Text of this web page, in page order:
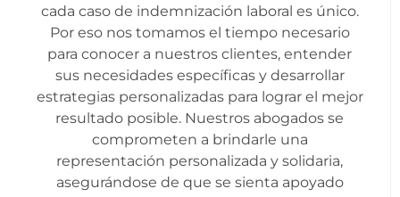
cada caso de indemnización laboral es único.
Por eso nos tomamos el tiempo necesario
para conocer a nuestros clientes, entender
sus necesidades específicas y desarrollar
estrategias personalizadas para lograr el mejor
resultado posible. Nuestros abogados se
comprometen a brindarle una
representación personalizada y solidaria,
asegurándose de que se sienta apoyado